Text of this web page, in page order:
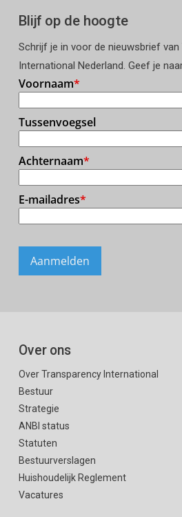
Blijf op de hoogte
Schrijf je in voor de nieuwsbrief van
International Nederland. Geef je
Over ons
Over Transparency International
Bestuur
Strategie
ANBI status
Statuten
Bestuurverslagen
Huishoudelijk Reglement
Vacatures